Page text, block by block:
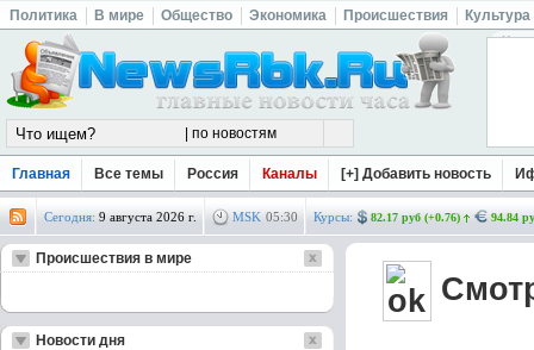
Политика В мире Общество Экономика Происшествия Культура
Главная Все темы Россия Каналы [+] Добавить новость
Сегодня: 9 августа 2026 г. MSK 05:30 Курсы: 82.17 руб (+0.76) 94.84
Происшествия в мире
Новости дня